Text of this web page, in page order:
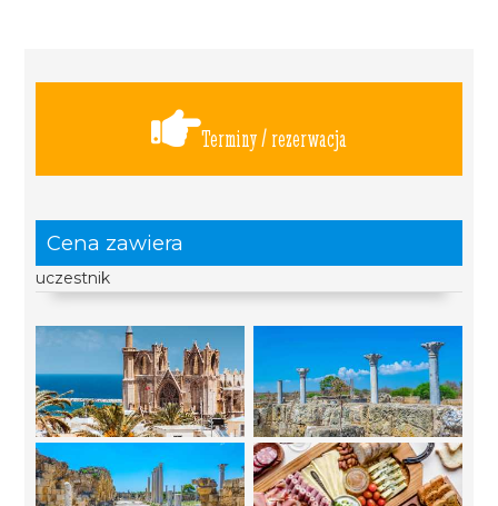
Terminy / rezerwacja
Cena zawiera
uczestnik